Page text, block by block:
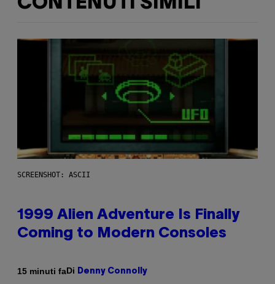
SCREENSHOT: ASCII
1999 Alien Adventure Is Finally
Coming to Modern Consoles
15 minuti faDi Denny Connolly